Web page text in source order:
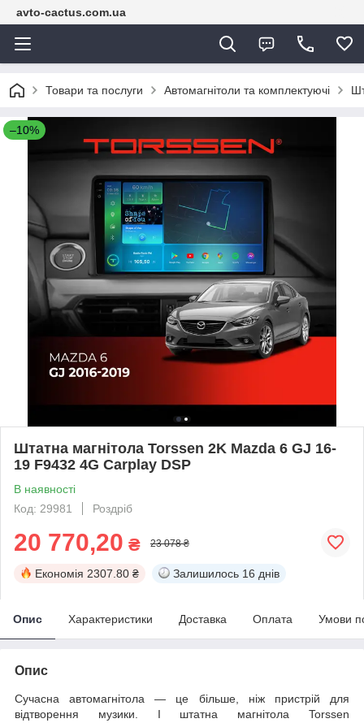
avto-cactus.com.ua
Товари та послуги Автомагнітоли та комплектуючі
–10%
Штатна магнітола Torssen 2K Mazda 6 GJ 16-
19 F9432 4G Carplay DSP
В наявності
Код: 29981
Роздріб
20 770,20 ₴ 23 078 ₴
Економія 2307.80 ₴ Залишилось 16 днів
Опис Характеристики Доставка Оплата Умови
Опис
Сучасна автомагнітола — це більше, ніж пристрій для
відтворення музики. І штатна магнітола Torssen